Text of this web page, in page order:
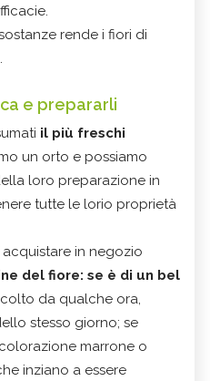
rende i fiori di
.
e prepararli
il più freschi
un orto e possiamo
loro preparazione in
tutte le lorio proprietà
in negozio
del fiore: se è di un bel
da qualche ora,
stesso giorno; se
marrone o
inziano a essere